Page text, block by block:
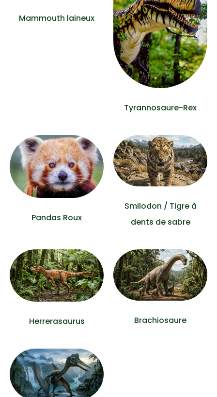
Mammouth laineux
Tyrannosaure-Rex
Pandas Roux
Smilodon / Tigre à
dents de sabre
Herrerasaurus Brachiosaure